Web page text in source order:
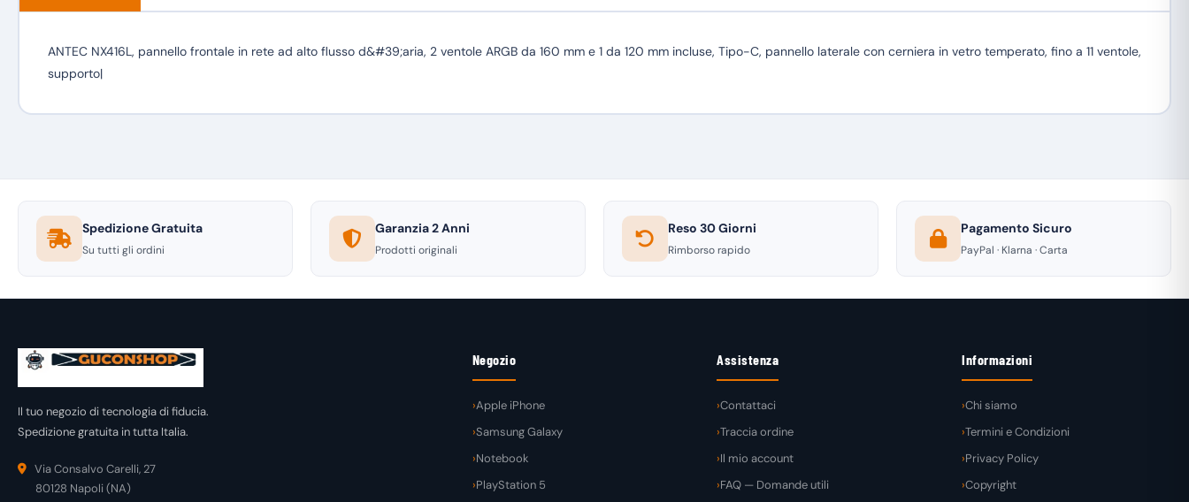
ANTEC NX416L, pannello frontale in rete ad alto flusso d&#39;aria, 2 ventole ARGB da 160 mm e 1 da 120 mm incluse, Tipo-C, pannello laterale con cerniera in vetro temperato, fino a 11 ventole,
supporto|
Spedizione Gratuita
Su tutti gli ordini
Garanzia 2 Anni
Prodotti originali
Reso 30 Giorni
Rimborso rapido
Pagamento Sicuro
PayPal · Klarna · Carta
Il tuo negozio di tecnologia di fiducia.
Spedizione gratuita in tutta Italia.
Via Consalvo Carelli, 27
80128 Napoli (NA)
Negozio
Apple iPhone
Samsung Galaxy
Notebook
PlayStation 5
Assistenza
Contattaci
Traccia ordine
Il mio account
FAQ — Domande utili
Informazioni
Chi siamo
Termini e Condizioni
Privacy Policy
Copyright